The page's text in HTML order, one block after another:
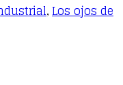
, Los ojos de